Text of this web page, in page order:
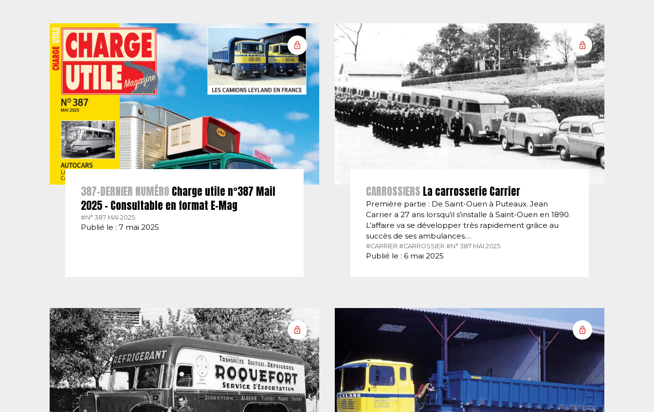
387-DERNIER NUMÉRO Charge utile n°387 Mail
2025 – Consultable en format E-Mag
#N° 387 MAI 2025.
Publié le : 7 mai 2025
CARROSSIERS La carrosserie Carrier
Première partie : De Saint-Ouen à Puteaux. Jean
Carrier a 27 ans lorsqu’il s’installe à Saint-Ouen en 1890.
L’affaire va se développer très rapidement grâce au
succès de ses ambulances.…
#CARRIER.#CARROSSIER.#N° 387 MAI 2025.
Publié le : 6 mai 2025